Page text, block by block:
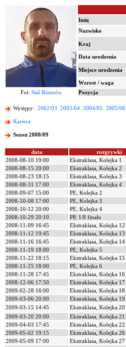
Imię
Nazwisko
Kraj
Data urodzenia
Miejsce urodzenia
Wzrost / waga
Fot: Stal Rzeszów Pozycja
Występy: 2002/03 2003/04 2004/05 2005/06
Kariera
Sezon 2008/09
data rozgrywki
2008-08-10 19:00
Ekstraklasa, Kolejka 1
2008-08-15 20:00
Ekstraklasa, Kolejka 2
2008-08-23 18:15
Ekstraklasa, Kolejka 3
2008-08-31 17:00
Ekstraklasa, Kolejka 4
2008-09-07 15:00
PE, Kolejka 2
2008-10-08 17:00
PE, Kolejka 3
2008-10-12 20:00
PE, Kolejka 4
2008-10-29 20:10
PP, 1/8 finału
2008-11-09 16:45
Ekstraklasa, Kolejka 12
2008-11-12 19:45
Ekstraklasa, Kolejka 13
2008-11-16 16:45
Ekstraklasa, Kolejka 14
2008-11-19 18:00
PE, Kolejka 5
2008-11-22 18:15
Ekstraklasa, Kolejka 15
2008-11-25 18:00
PE, Kolejka 6
2008-11-28 17:45
Ekstraklasa, Kolejka 16
2008-12-06 17:50
Ekstraklasa, Kolejka 17
2009-02-28 16:00
Ekstraklasa, Kolejka 18
2009-03-06 20:00
Ekstraklasa, Kolejka 19
2009-03-15 14:45
Ekstraklasa, Kolejka 20
2009-03-20 20:00
Ekstraklasa, Kolejka 21
2009-04-03 17:45
Ekstraklasa, Kolejka 22
2009-05-02 19:15
Ekstraklasa, Kolejka 26
2009-05-09 17:00
Ekstraklasa, Kolejka 27